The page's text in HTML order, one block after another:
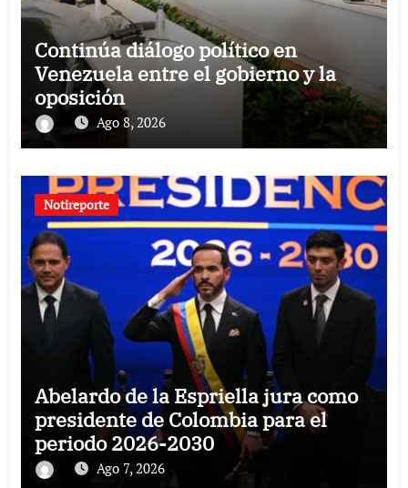
Continúa diálogo político en
Venezuela entre el gobierno y la
oposición
Ago 8, 2026
Notireporte
Abelardo de la Espriella jura como
presidente de Colombia para el
periodo 2026-2030
Ago 7, 2026